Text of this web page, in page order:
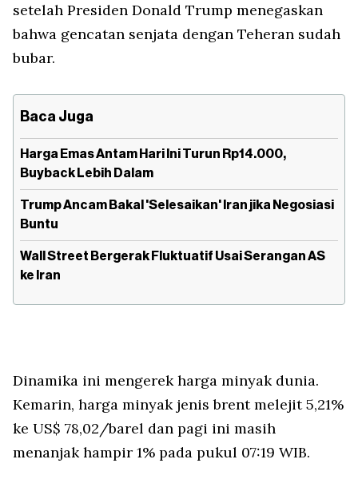
setelah Presiden Donald Trump menegaskan
bahwa gencatan senjata dengan Teheran sudah
bubar.
Baca Juga
Harga Emas Antam Hari Ini Turun Rp14.000,
Buyback Lebih Dalam
Trump Ancam Bakal 'Selesaikan' Iran jika Negosiasi
Buntu
Wall Street Bergerak Fluktuatif Usai Serangan AS
ke Iran
Dinamika ini mengerek harga minyak dunia.
Kemarin, harga minyak jenis brent melejit 5,21%
ke US$ 78,02/barel dan pagi ini masih
menanjak hampir 1% pada pukul 07:19 WIB.